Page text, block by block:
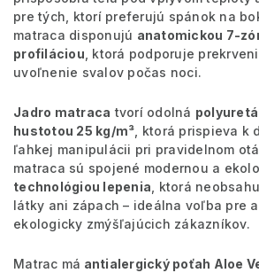
pre tých, ktorí preferujú spánok na
matraca disponujú anatomickou 7-
profiláciou , ktorá podporuje
uvoľnenie svalov počas noci.
Jadro matraca tvorí odolná
hustotou 25 kg/m³ , ktorá prispieva k
ľahkej manipulácii pri pravidelnom
matraca sú spojené modernou a
technológiou lepenia , ktorá
látky ani zápach – ideálna voľba pre
ekologicky zmýšľajúcich zákazníkov.
Matrac má antialergický poťah Aloe